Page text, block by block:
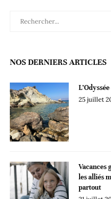
NOS DERNIERS ARTICLES
25 juillet
Vacances
les alliés
partout